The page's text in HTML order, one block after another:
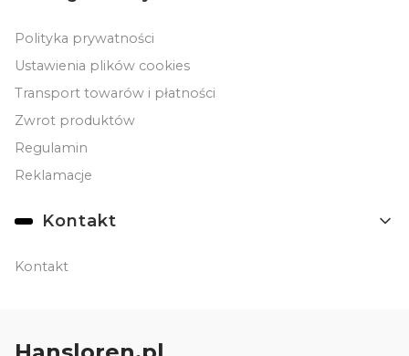
Polityka prywatności
Ustawienia plików cookies
Transport towarów i płatności
Zwrot produktów
Regulamin
Reklamacje
Kontakt
Kontakt